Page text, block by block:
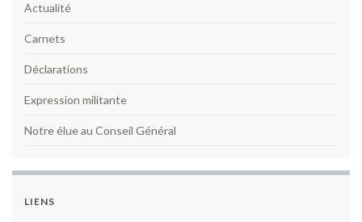
Actualité
Carnets
Déclarations
Expression militante
Notre élue au Conseil Général
LIENS